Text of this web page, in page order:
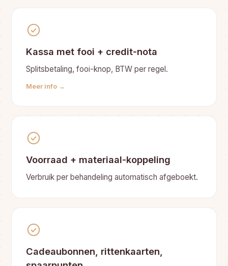
Kassa met fooi + credit-nota
Splitsbetaling, fooi-knop, BTW per regel.
Meer info →
Voorraad + materiaal-koppeling
Verbruik per behandeling automatisch afgeboekt.
Cadeaubonnen, rittenkaarten,